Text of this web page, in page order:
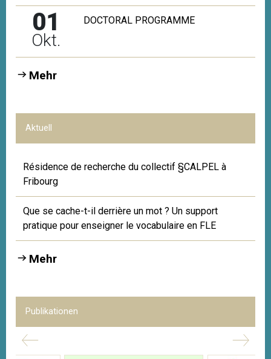
01
Okt.
DOCTORAL PROGRAMME
Mehr
Aktuell
Résidence de recherche du collectif §CALPEL à
Fribourg
Que se cache-t-il derrière un mot ? Un support
pratique pour enseigner le vocabulaire en FLE
Mehr
Publikationen